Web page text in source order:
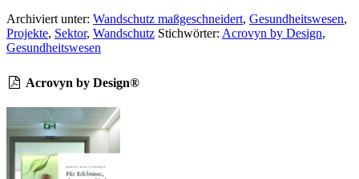
Archiviert unter: Wandschutz maßgeschneidert, Gesundheitswesen,
Projekte, Sektor, Wandschutz Stichwörter: Acrovyn by Design,
Gesundheitswesen
Acrovyn by Design®